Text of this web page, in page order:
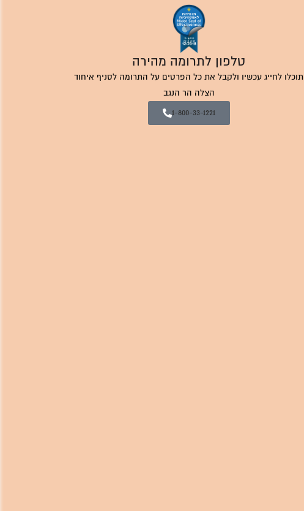
טלפון לתרומה מהירה
תוכלו לחייג עכשיו ולקבל את כל הפרטים על התרומה לסניף איחוד
הצלה הר הנגב
1-800-33-1221